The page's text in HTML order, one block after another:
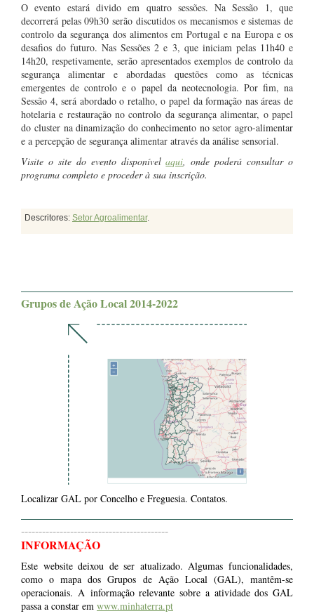
O evento estará divido em quatro sessões. Na Sessão 1, que
decorrerá pelas 09h30 serão discutidos os mecanismos e sistemas de
controlo da segurança dos alimentos em Portugal e na Europa e os
desafios do futuro. Nas Sessões 2 e 3, que iniciam pelas 11h40 e
14h20, respetivamente, serão apresentados exemplos de controlo da
segurança alimentar e abordadas questões como as técnicas
emergentes de controlo e o papel da neotecnologia. Por fim, na
Sessão 4, será abordado o retalho, o papel da formação nas áreas de
hotelaria e restauração no controlo da segurança alimentar, o papel
do cluster na dinamização do conhecimento no setor agro-alimentar
e a percepção de segurança alimentar através da análise sensorial.
Visite o site do evento disponívelaqui, onde poderá consultar o
programa completo e proceder à sua inscrição.
Descritores: Setor Agroalimentar.
Grupos de Ação Local 2014-2022
Localizar GAL por Concelho e Freguesia. Contatos.
------------------------------------------
INFORMAÇÃO
Este website deixou de ser atualizado. Algumas funcionalidades,
como o mapa dos Grupos de Ação Local (GAL), mantêm-se
operacionais. A informação relevante sobre a atividade dos GAL
passa a constar em www.minhaterra.pt